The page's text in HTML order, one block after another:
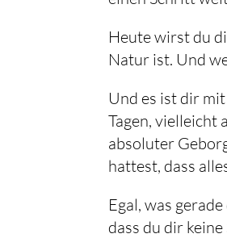
Heute wirst du
Natur ist. Und
Und es ist dir
Tagen, vielleicht
absoluter
hattest, dass
Egal, was
dass du dir